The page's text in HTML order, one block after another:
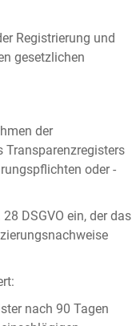
Registrierung und
gesetzlichen
der
oder -
DSGVO ein, der das
nach 90 Tagen